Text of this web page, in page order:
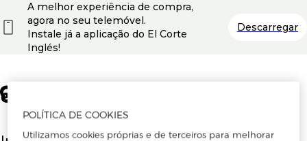
A melhor experiência de compra,
agora no seu telemóvel.
Instale já a aplicação do El Corte
Inglés!
Descarregar
POLÍTICA DE COOKIES
Utilizamos cookies próprias e de terceiros para melhorar